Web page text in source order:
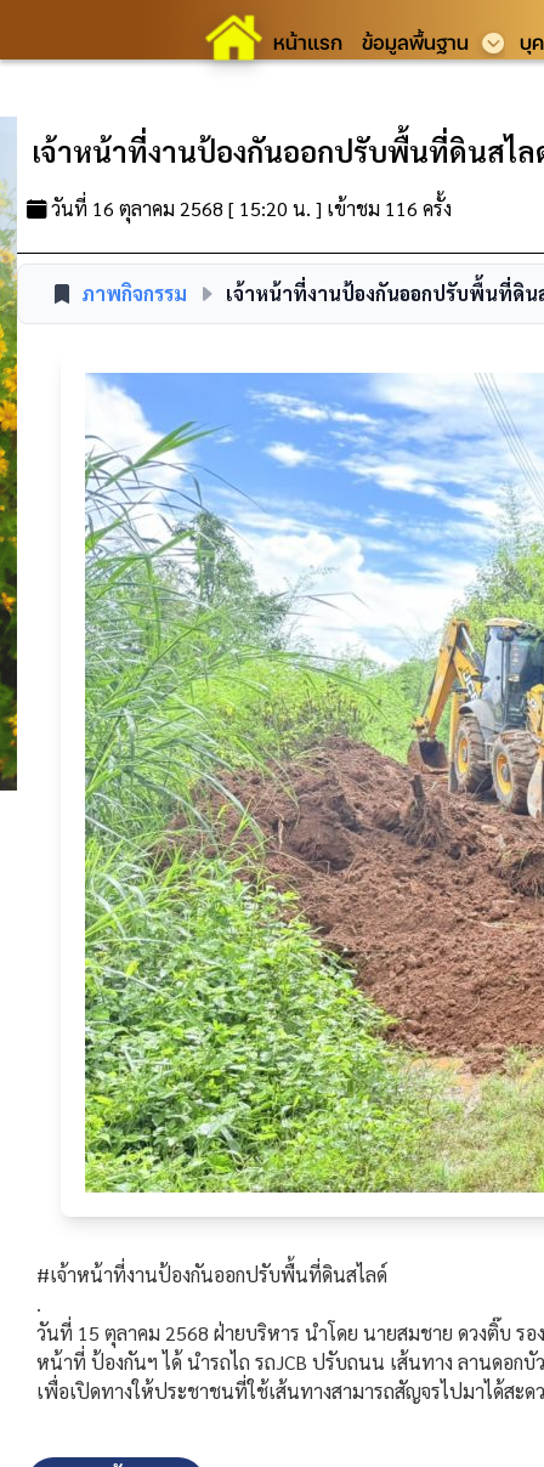
หน้าแรก ข้อมูลพื้นฐาน บุ
เจ้าหน้าที่งานป้องกันออกปรับพื้นที่ดินสไ
วันที่ 16 ตุลาคม 2568 [ 15:20 น. ] เข้าชม 116 ครั้ง
ภาพกิจกรรม เจ้าหน้าที่งานป้องกันออกปรับพื้นที่ดิ
#เจ้าหน้าที่งานป้องกันออกปรับพื้นที่ดินสไลด์
.
วันที่ 15 ตุลาคม 2568 ฝ่ายบริหาร นำโดย นายสมชาย ดวงติ๊บ รองนายกองค์การบริหารส่วนตำบลแม่สลองใน นายศิวัฒน์ กีรติกุลธนา ที่ปรึกษานายก องค์การบริหารส่วนตำบลแม่สลองใน พร้อมด้วยเจ้า
หน้าที่ ป้องกันฯ ได้ นำรถไถ รถJCB ปรับถนน เส้นทาง ลานดอก
เพื่อเปิดทางให้ประชาชนที่ใช้เส้นทางสามารถสัญจรไปมาได้สะด